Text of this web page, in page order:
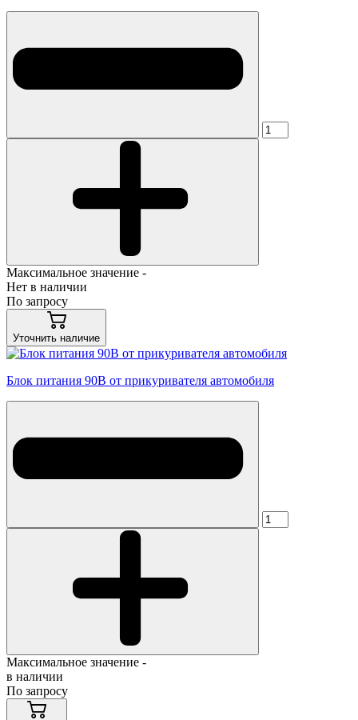
Максимальное значение -
Нет в наличии
По запросу
Уточнить наличие
Блок питания 90В от прикуривателя автомобиля
Максимальное значение -
в наличии
По запросу